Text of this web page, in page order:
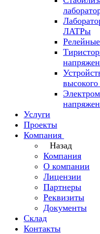
ЛАТРы
Услуги
Проекты
Компания
Назад
Компания
О компании
Лицензии
Партнеры
Реквизиты
Документы
Склад
Контакты